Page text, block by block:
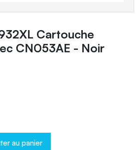
Cartouche
CN053AE - Noir
au panier